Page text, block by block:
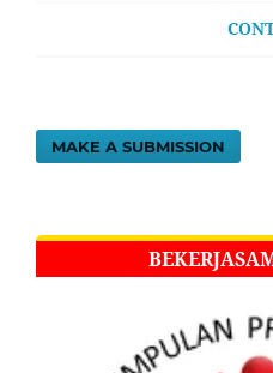
MAKE A SUBMISSION